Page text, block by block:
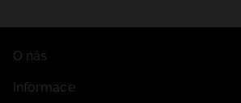
O nás
Informace